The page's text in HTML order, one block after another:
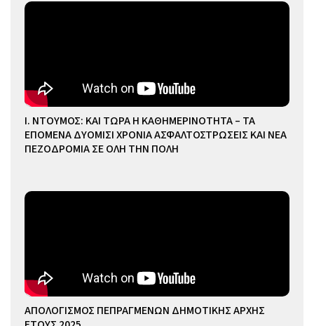
Ι. ΝΤΟΥΜΟΣ: ΚΑΙ ΤΩΡΑ Η ΚΑΘΗΜΕΡΙΝΟΤΗΤΑ – ΤΑ
ΕΠΟΜΕΝΑ ΔΥΟΜΙΣΙ ΧΡΟΝΙΑ ΑΣΦΑΛΤΟΣΤΡΩΣΕΙΣ ΚΑΙ ΝΕΑ
ΠΕΖΟΔΡΟΜΙΑ ΣΕ ΟΛΗ ΤΗΝ ΠΟΛΗ
ΑΠΟΛΟΓΙΣΜΟΣ ΠΕΠΡΑΓΜΕΝΩΝ ΔΗΜΟΤΙΚΗΣ ΑΡΧΗΣ